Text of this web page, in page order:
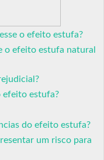
o efeito estufa?
o efeito estufa natural
efeito estufa?
do efeito estufa?
um risco para